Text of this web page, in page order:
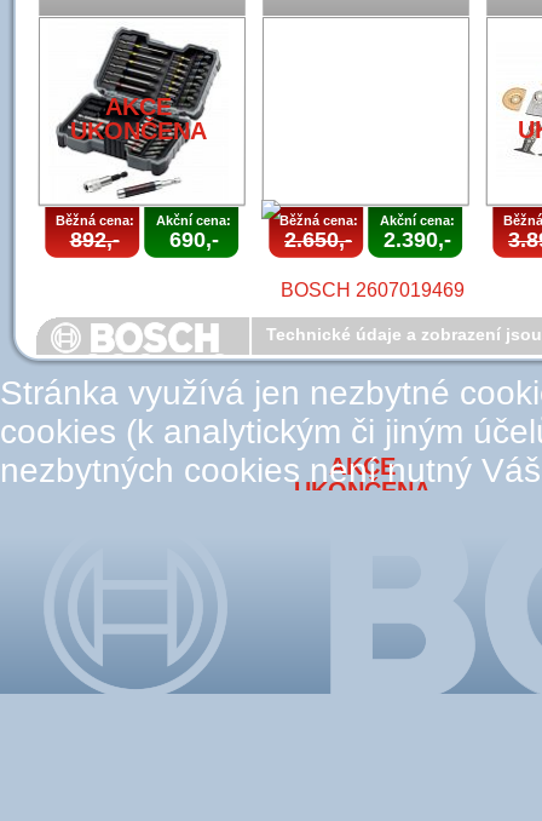
AKCE
UKONČENA
Běžná cena:
892,-
Akční cena:
690,-
AKCE
UKONČENA
Běžná cena:
2.650,-
Akční cena:
2.390,-
Technické údaje a zobrazení
Stránka využívá jen nezbytné
cookies (k analytickým či jiným
nezbytných cookies není nutný